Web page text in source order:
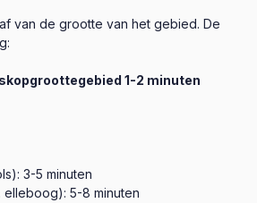
van de grootte van het gebied. De
1-2 minuten
3-5 minuten
5-8 minuten